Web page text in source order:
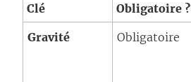
Clé Obligatoire ?
Gravité
Obligatoire